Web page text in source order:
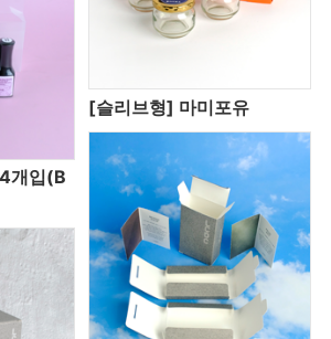
개입(B
[슬리브형] 마미포유